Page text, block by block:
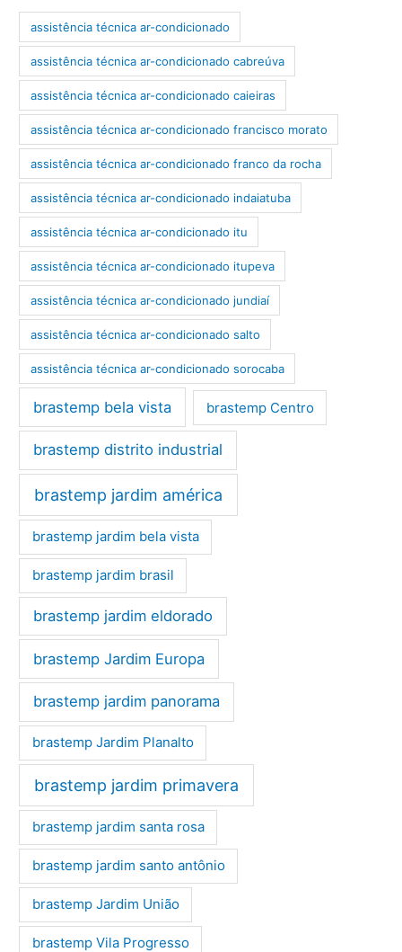
assistência técnica ar-condicionado
assistência técnica ar-condicionado cabreúva
assistência técnica ar-condicionado caieiras
assistência técnica ar-condicionado francisco morato
assistência técnica ar-condicionado franco da rocha
assistência técnica ar-condicionado indaiatuba
assistência técnica ar-condicionado itu
assistência técnica ar-condicionado itupeva
assistência técnica ar-condicionado jundiaí
assistência técnica ar-condicionado salto
assistência técnica ar-condicionado sorocaba
brastemp bela vista brastemp Centro
brastemp distrito industrial
brastemp jardim américa
brastemp jardim bela vista
brastemp jardim brasil
brastemp jardim eldorado
brastemp Jardim Europa
brastemp jardim panorama
brastemp Jardim Planalto
brastemp jardim primavera
brastemp jardim santa rosa
brastemp jardim santo antônio
brastemp Jardim União
brastemp Vila Progresso